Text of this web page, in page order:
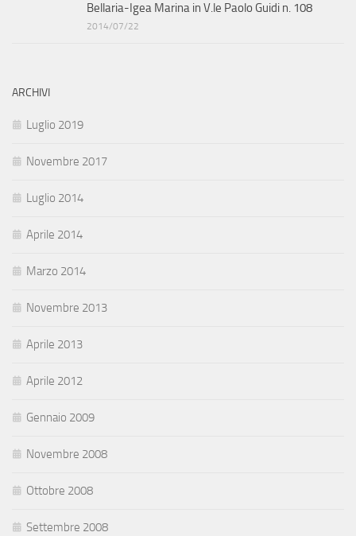
Bellaria-Igea Marina in V.le Paolo Guidi n. 108
2014/07/22
ARCHIVI
Luglio 2019
Novembre 2017
Luglio 2014
Aprile 2014
Marzo 2014
Novembre 2013
Aprile 2013
Aprile 2012
Gennaio 2009
Novembre 2008
Ottobre 2008
Settembre 2008